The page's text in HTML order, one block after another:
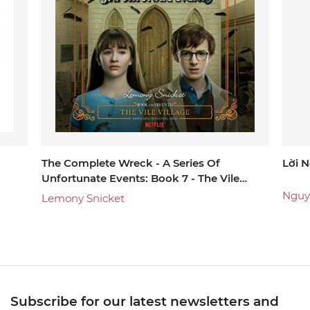
The Complete Wreck - A Series Of
Unfortunate Events: Book 7 - The Vile
Village
Lemony Snicket
Lời
Subscribe for our latest newsletters and